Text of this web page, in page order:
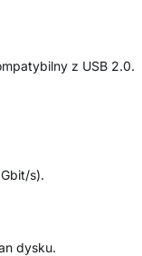
z USB 2.0.
s).
dysku.